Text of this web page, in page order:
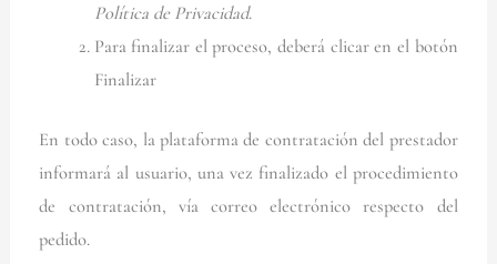
Política de Privacidad.
Para finalizar el proceso, deberá clicar en el botón
Finalizar
En todo caso, la plataforma de contratación del prestador
informará al usuario, una vez finalizado el procedimiento
de contratación, vía correo electrónico respecto del
pedido.